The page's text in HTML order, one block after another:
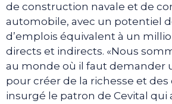
de construction navale et de
automobile, avec un potentiel
d’emplois équivalent à un
directs et indirects. «Nous
au monde où il faut demander
pour créer de la richesse et des
insurgé le patron de Cevital qui